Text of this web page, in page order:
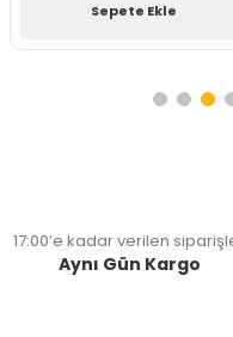
Sepete Ekle
17:00’e kadar verilen
Aynı Gün Kargo